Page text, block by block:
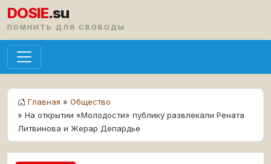
DOSIE.su
ПОМНИТЬ ДЛЯ СВОБОДЫ
Главная » Общество
» На открытии «Молодости» публику развлекали Рената
Литвинова и Жерар Депардье